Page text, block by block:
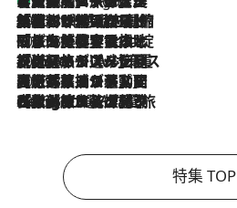
2026.8.6
「荷物が増えるほど旅ストレスは増す」美容ジャーナリストがたどり着いた最終結論。“化粧品を劇的に減らす”感動の凝縮美容とは
2026.8.6
「旅先には金髪ウィッグを持参」日本と同じメイクでは損してる!? 美容ジャーナリストが提案する“掟破りの旅美容”とは
2026.8.6
【厳選旅コスメ】「身軽さ＆UV対策重視！」ヘアアーティストshucoが選んだ夏旅ベストコスメを発表【Mサイズジップ】
2026.8.5
【厳選旅コスメ】国内をあちこち移動する河井菜摘が選んだ夏旅ベストコスメ発表！「リラックスアイテムはマスト」【Mサイズジップ】
2026.8.4
【厳選旅コスメ】「紫外線＆乾燥対策しながらメイク感も！」ヘア＆メイクGeorgeが選んだ夏旅ベストコスメを発表！【Mサイズジップ】
特集 TOP